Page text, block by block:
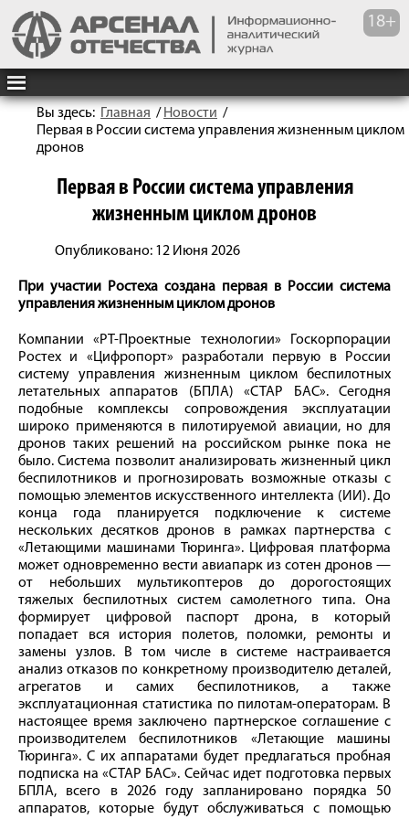
Вы здесь: Главная / Новости /
Первая в России система управления жизненным циклом
дронов
Первая в России система управления
жизненным циклом дронов
Опубликовано: 12 Июня 2026
При участии Ростеха создана первая в России система
управления жизненным циклом дронов
Компании «РТ-Проектные технологии» Госкорпорации
Ростех и «Цифропорт» разработали первую в России
систему управления жизненным циклом беспилотных
летательных аппаратов (БПЛА) «СТАР БАС». Сегодня
подобные комплексы сопровождения эксплуатации
широко применяются в пилотируемой авиации, но для
дронов таких решений на российском рынке пока не
было. Система позволит анализировать жизненный цикл
беспилотников и прогнозировать возможные отказы с
помощью элементов искусственного интеллекта (ИИ). До
конца года планируется подключение к системе
нескольких десятков дронов в рамках партнерства с
«Летающими машинами Тюринга». Цифровая платформа
может одновременно вести авиапарк из сотен дронов —
от небольших мультикоптеров до дорогостоящих
тяжелых беспилотных систем самолетного типа. Она
формирует цифровой паспорт дрона, в который
попадает вся история полетов, поломки, ремонты и
замены узлов. В том числе в системе настраивается
анализ отказов по конкретному производителю деталей,
агрегатов и самих беспилотников, а также
эксплуатационная статистика по пилотам-операторам. В
настоящее время заключено партнерское соглашение с
производителем беспилотников «Летающие машины
Тюринга». С их аппаратами будет предлагаться пробная
подписка на «СТАР БАС». Сейчас идет подготовка первых
БПЛА, всего в 2026 году запланировано порядка 50
аппаратов, которые будут обслуживаться с помощью